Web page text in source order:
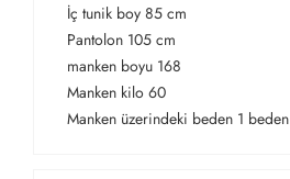
İç tunik boy 85 cm
Pantolon 105 cm
manken boyu 168
Manken kilo 60
Manken üzerindeki beden 1 beden